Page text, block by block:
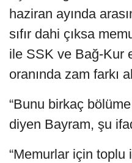
haziran ayında
sıfır dahi çıksa
ile SSK ve Bağ-Kur
oranında zam farkı
“Bunu birkaç
diyen Bayram, şu
“Memurlar için toplu